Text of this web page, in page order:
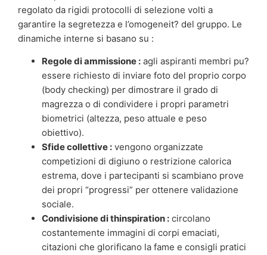
regolato da rigidi protocolli di selezione volti a
garantire la segretezza e l’omogeneit? del gruppo. Le
dinamiche interne si basano su :
Regole di ammissione : agli aspiranti membri pu?
essere richiesto di inviare foto del proprio corpo
(body checking) per dimostrare il grado di
magrezza o di condividere i propri parametri
biometrici (altezza, peso attuale e peso
obiettivo).
Sfide collettive : vengono organizzate
competizioni di digiuno o restrizione calorica
estrema, dove i partecipanti si scambiano prove
dei propri “progressi” per ottenere validazione
sociale.
Condivisione di thinspiration : circolano
costantemente immagini di corpi emaciati,
citazioni che glorificano la fame e consigli pratici